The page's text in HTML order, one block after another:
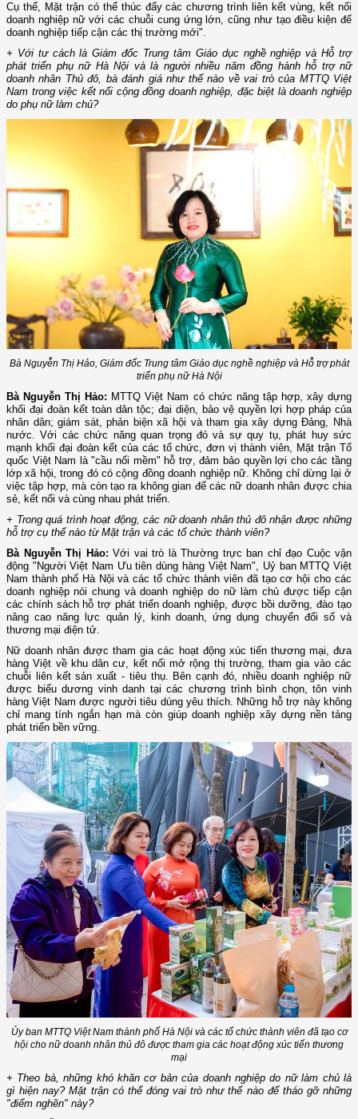
Cụ thể, Mặt trận có thể thúc đẩy các chương trình liên kết vùng, kết nối
doanh nghiệp nữ với các chuỗi cung ứng lớn, cũng như tạo điều kiện để
doanh nghiệp tiếp cận các thị trường mới".
+ Với tư cách là Giám đốc Trung tâm Giáo dục nghề nghiệp và Hỗ trợ
phát triển phụ nữ Hà Nội và là người nhiều năm đồng hành hỗ trợ nữ
doanh nhân Thủ đô, bà đánh giá như thế nào về vai trò của MTTQ Việt
Nam trong việc kết nối cộng đồng doanh nghiệp, đặc biệt là doanh nghiệp
do phụ nữ làm chủ?
Bà Nguyễn Thị Hảo, Giám đốc Trung tâm Giáo dục nghề nghiệp và Hỗ trợ phát
triển phụ nữ Hà Nội
Bà Nguyễn Thị Hảo: MTTQ Việt Nam có chức năng tập hợp, xây dựng
khối đại đoàn kết toàn dân tộc; đại diện, bảo vệ quyền lợi hợp pháp của
nhân dân; giám sát, phản biện xã hội và tham gia xây dựng Đảng, Nhà
nước. Với các chức năng quan trọng đó và sự quy tụ, phát huy sức
mạnh khối đại đoàn kết của các tổ chức, đơn vị thành viên, Mặt trận Tổ
quốc Việt Nam là "cầu nối mềm" hỗ trợ, đảm bảo quyền lợi cho các tầng
lớp xã hội, trong đó có cộng đồng doanh nghiệp nữ. Không chỉ dừng lại ở
việc tập hợp, mà còn tạo ra không gian để các nữ doanh nhân được chia
sẻ, kết nối và cùng nhau phát triển.
+ Trong quá trình hoạt động, các nữ doanh nhân thủ đô nhận được những
hỗ trợ cụ thể nào từ Mặt trận và các tổ chức thành viên?
Bà Nguyễn Thị Hảo: Với vai trò là Thường trực ban chỉ đạo Cuộc vận
động "Người Việt Nam Ưu tiên dùng hàng Việt Nam", Uỷ ban MTTQ Việt
Nam thành phố Hà Nội và các tổ chức thành viên đã tạo cơ hội cho các
doanh nghiệp nói chung và doanh nghiệp do nữ làm chủ được tiếp cận
các chính sách hỗ trợ phát triển doanh nghiệp, được bồi dưỡng, đào tạo
nâng cao năng lực quản lý, kinh doanh, ứng dụng chuyển đổi số và
thương mại điện tử.
Nữ doanh nhân được tham gia các hoạt động xúc tiến thương mại, đưa
hàng Việt về khu dân cư, kết nối mở rộng thị trường, tham gia vào các
chuỗi liên kết sản xuất - tiêu thụ. Bên cạnh đó, nhiều doanh nghiệp nữ
được biểu dương vinh danh tại các chương trình bình chọn, tôn vinh
hàng Việt Nam được người tiêu dùng yêu thích. Những hỗ trợ này không
chỉ mang tính ngắn hạn mà còn giúp doanh nghiệp xây dựng nền tảng
phát triển bền vững.
Ủy ban MTTQ Việt Nam thành phố Hà Nội và các tổ chức thành viên đã tạo cơ
hội cho nữ doanh nhân thủ đô được tham gia các hoạt động xúc tiến thương
mại
+ Theo bà, những khó khăn cơ bản của doanh nghiệp do nữ làm chủ là
gì hiện nay? Mặt trận có thể đóng vai trò như thế nào để tháo gỡ những
"điểm nghẽn" này?